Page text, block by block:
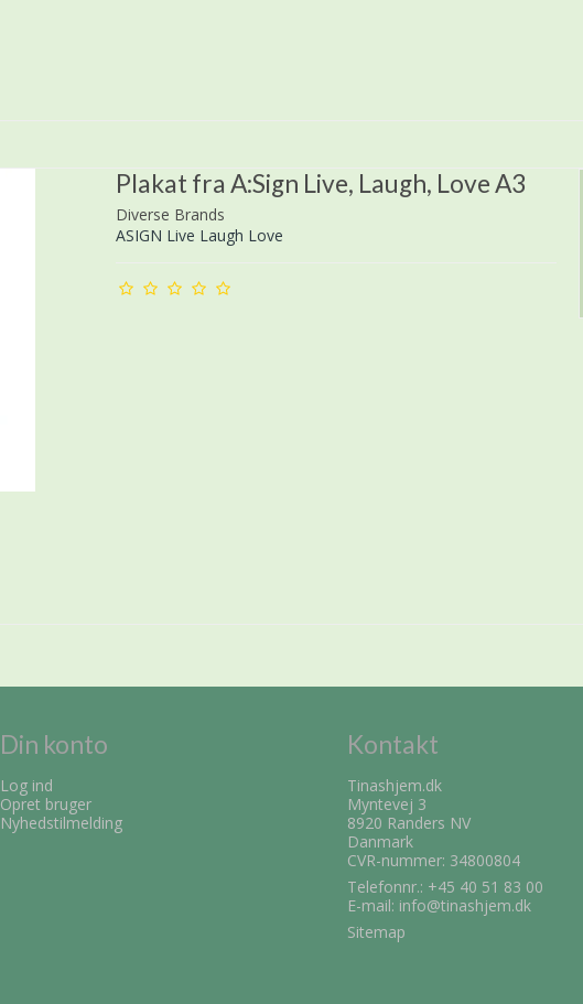
Plakat fra A:Sign Live, Laugh, Love A3
Diverse Brands
ASIGN Live Laugh Love
Din konto
Log ind
Opret bruger
Nyhedstilmelding
Kontakt
Tinashjem.dk
Myntevej 3
8920 Randers NV
Danmark
CVR-nummer: 34800804
Telefonnr.: +45 40 51 83 00
E-mail: info@tinashjem.dk
Sitemap